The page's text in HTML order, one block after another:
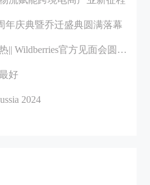
年庆典暨乔迁盛典圆满落幕
官方见面会圆满举办
好
2024